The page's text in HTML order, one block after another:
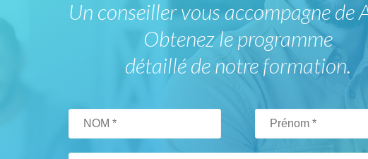
Un conseiller vous accompagne de
Obtenez le programme
détaillé de notre formation.